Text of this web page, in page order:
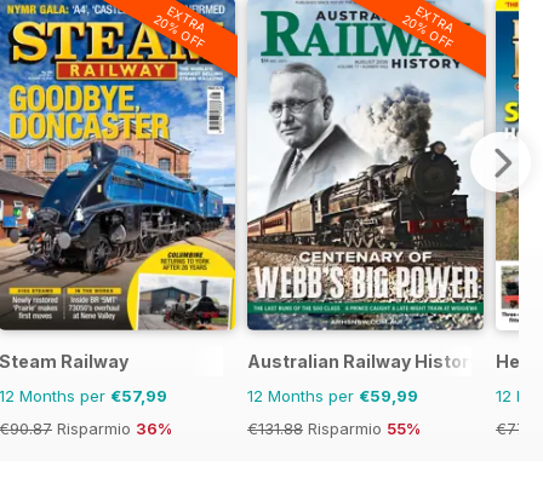
EXTRA
20% OFF
Steam Railway
12 Months per €57,99
€90.87 Risparmio 36%
EXTRA
20% OFF
Australian Railway History
12 Months per €59,99
€131.88 Risparmio 55%
12